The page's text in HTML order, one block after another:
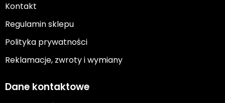
Kontakt
Regulamin sklepu
Polityka prywatności
Reklamacje, zwroty i wymiany
Dane kontaktowe